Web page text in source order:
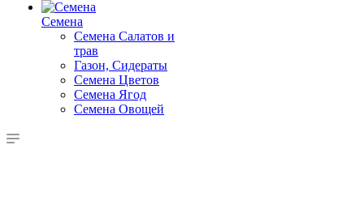
Семена
Семена Салатов и
трав
Газон, Сидераты
Семена Цветов
Семена Ягод
Семена Овощей